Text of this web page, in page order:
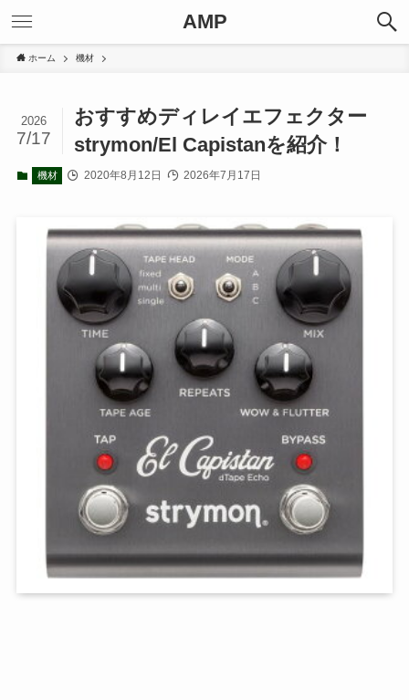
AMP
ホーム 機材
おすすめディレイエフェクター
strymon/El Capistanを紹介！
2026
7/17
機材 2020年8月12日 2026年7月17日